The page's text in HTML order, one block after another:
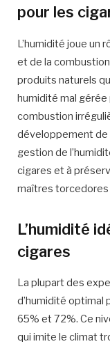
pour les
L’humidité joue un
et de la
produits naturels
humidité mal
combustion
développement de
gestion de
cigares et à
maîtres torcedores
L’humidité
cigares
La plupart des
d’humidité optimal
65% et 72%. Ce
qui imite le climat